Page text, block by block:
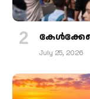
July 25, 2026